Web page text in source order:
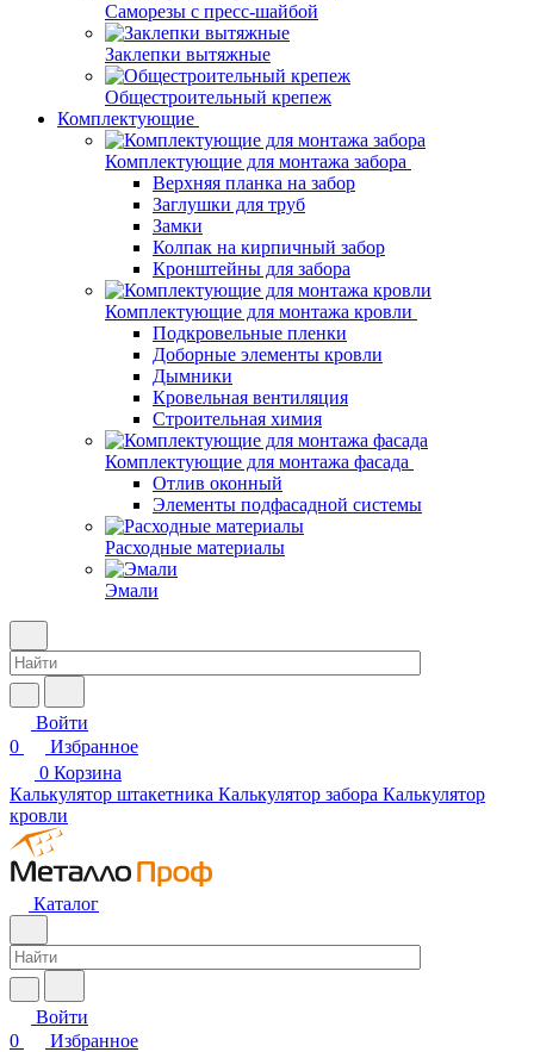
Саморезы с пресс-шайбой
Заклепки вытяжные
Общестроительный крепеж
Комплектующие
Комплектующие для монтажа забора
Верхняя планка на забор
Заглушки для труб
Замки
Колпак на кирпичный забор
Кронштейны для забора
Комплектующие для монтажа кровли
Подкровельные пленки
Доборные элементы кровли
Дымники
Кровельная вентиляция
Строительная химия
Комплектующие для монтажа фасада
Отлив оконный
Элементы подфасадной системы
Расходные материалы
Эмали
Войти
0
Избранное
0 Корзина
Калькулятор штакетника Калькулятор забора Калькулятор
кровли
Каталог
Войти
0
Избранное